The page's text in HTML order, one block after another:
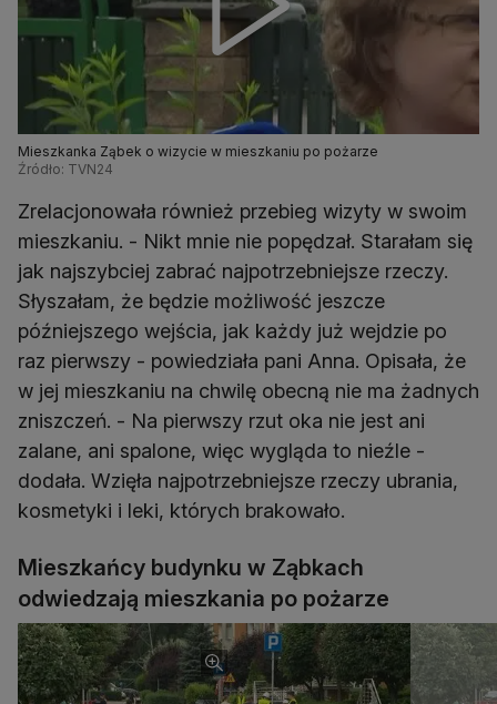
Mieszkanka Ząbek o wizycie w mieszkaniu po pożarze
Źródło: TVN24
Zrelacjonowała również przebieg wizyty w swoim
mieszkaniu. - Nikt mnie nie popędzał. Starałam się
jak najszybciej zabrać najpotrzebniejsze rzeczy.
Słyszałam, że będzie możliwość jeszcze
późniejszego wejścia, jak każdy już wejdzie po
raz pierwszy - powiedziała pani Anna. Opisała, że
w jej mieszkaniu na chwilę obecną nie ma żadnych
zniszczeń. - Na pierwszy rzut oka nie jest ani
zalane, ani spalone, więc wygląda to nieźle -
dodała. Wzięła najpotrzebniejsze rzeczy ubrania,
kosmetyki i leki, których brakowało.
Mieszkańcy budynku w Ząbkach
odwiedzają mieszkania po pożarze